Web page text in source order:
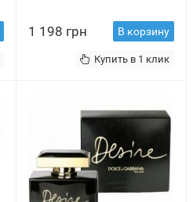
1 198 грн В корзину
Купить в 1 клик